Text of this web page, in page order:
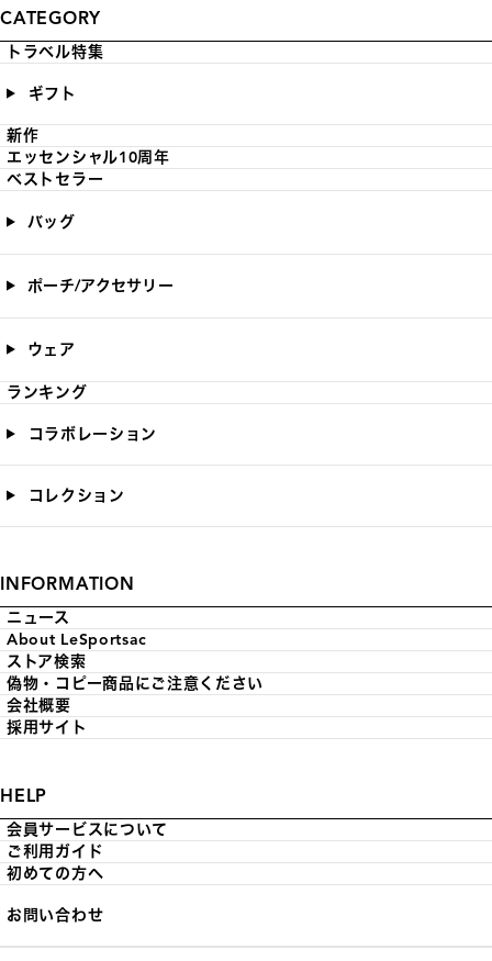
CATEGORY
トラベル特集
ギフト
新作
エッセンシャル10周年
ベストセラー
バッグ
ポーチ/アクセサリー
ウェア
ランキング
コラボレーション
コレクション
INFORMATION
ニュース
About LeSportsac
ストア検索
偽物・コピー商品にご注意ください
会社概要
採用サイト
HELP
会員サービスについて
ご利用ガイド
初めての方へ
お問い合わせ